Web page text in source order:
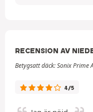
RECENSION AV
Betygsatt däck: Sonix Prime
4/5